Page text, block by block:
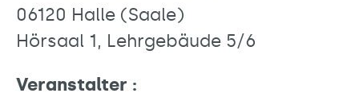
06120 Halle (Saale)
Hörsaal 1, Lehrgebäude 5/6
Veranstalter :